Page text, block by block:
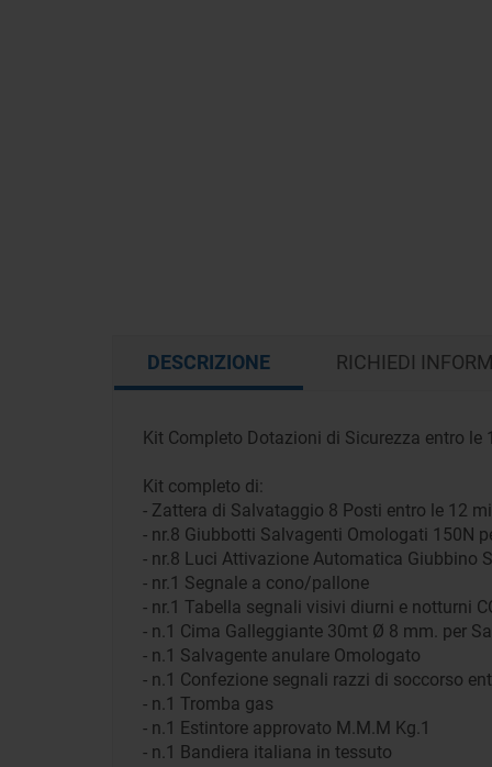
DESCRIZIONE RICHIEDI
Kit Completo Dotazioni di Sicurezza entro le
Kit completo di:
- Zattera di Salvataggio 8 Posti entro le 12
- nr.8 Giubbotti Salvagenti Omologati 150N
- nr.8 Luci Attivazione Automatica Giubbino
- nr.1 Segnale a cono/pallone
- nr.1 Tabella segnali visivi diurni e notturni
- n.1 Cima Galleggiante 30mt Ø 8 mm. per
- n.1 Salvagente anulare Omologato
- n.1 Confezione segnali razzi di soccorso
- n.1 Tromba gas
- n.1 Estintore approvato M.M.M Kg.1
- n.1 Bandiera italiana in tessuto